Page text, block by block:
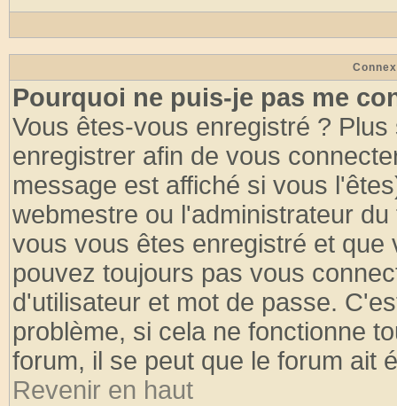
Pourquoi ne puis-je pas me
Vous êtes-vous enregistré ?
enregistrer afin de vous
message est affiché si vous
webmestre ou l'administrateur
vous vous êtes enregistré et
pouvez toujours pas vous
d'utilisateur et mot de passe.
problème, si cela ne fonctionne
forum, il se peut que le forum ait
Revenir en haut